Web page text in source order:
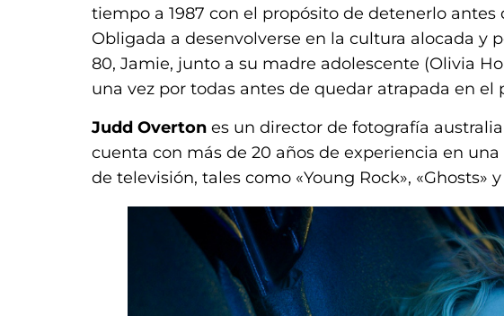
tiempo a 1987 con el propósito de detenerlo antes
Obligada a desenvolverse en la cultura alocada y
80, Jamie, junto a su madre adolescente (Olivia
una vez por todas antes de quedar atrapada en el
Judd Overton es un director de fotografía
cuenta con más de 20 años de experiencia en
de televisión, tales como «Young Rock», «Ghosts»